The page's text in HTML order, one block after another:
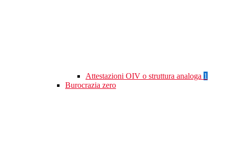
Attestazioni OIV o struttura analoga 1
Burocrazia zero